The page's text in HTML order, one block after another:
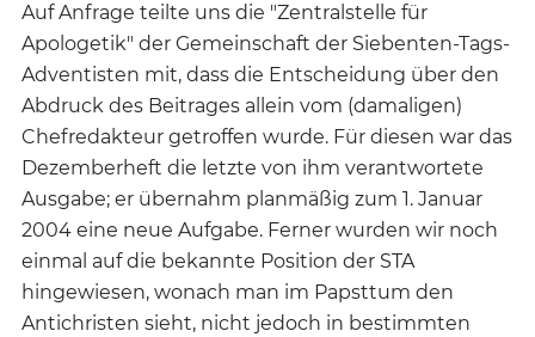
Auf Anfrage teilte uns die "Zentralstelle für
Apologetik" der Gemeinschaft der Siebenten-Tags-
Adventisten mit, dass die Entscheidung über den
Abdruck des Beitrages allein vom (damaligen)
Chefredakteur getroffen wurde. Für diesen war das
Dezemberheft die letzte von ihm verantwortete
Ausgabe; er übernahm planmäßig zum 1. Januar
2004 eine neue Aufgabe. Ferner wurden wir noch
einmal auf die bekannte Position der STA
hingewiesen, wonach man im Papsttum den
Antichristen sieht, nicht jedoch in bestimmten